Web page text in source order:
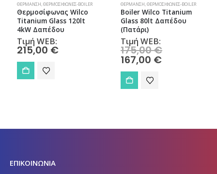
ΘΈΡΜΑΝΣΗ,ΘΕΡΜΟΣΊΦΩΝΕΣ-BOILER
Boiler Wilco Titanium
Glass 80lt Δαπέδου
(Πατάρι)
Τιμή WEB:
175,00 €
167,00
ΘΈΡΜΑΝΣΗ,ΘΕΡΜΟΣΊΦΩΝΕΣ-BOILER
Θερμοσίφωνας Wilco
Titanium Glass 20lt
2kW Οριζόντιος
Τιμή WEB:
110,00€
ΕΠΙΚΟΙΝΩΝΙΑ